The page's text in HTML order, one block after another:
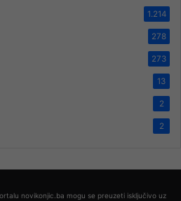
1.214
278
273
13
2
2
novikonjic.ba mogu se preuzeti isključivo uz